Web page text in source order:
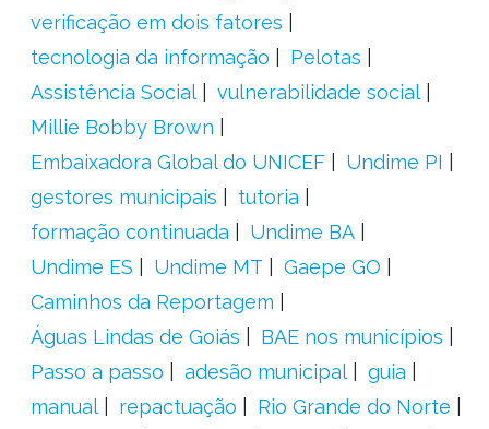
verificação em dois fatores
tecnologia da informação
Pelotas
Assistência Social
vulnerabilidade social
Millie Bobby Brown
Embaixadora Global do UNICEF
Undime PI
gestores municipais
tutoria
formação continuada
Undime BA
Undime ES
Undime MT
Gaepe GO
Caminhos da Reportagem
Águas Lindas de Goiás
BAE nos municípios
Passo a passo
adesão municipal
guia
manual
repactuação
Rio Grande do Norte